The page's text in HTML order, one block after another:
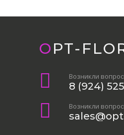
OPT-
Возникли
8 (924)
Возникли